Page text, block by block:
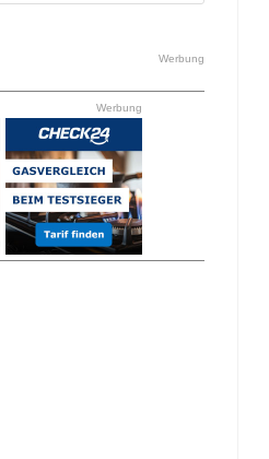
close
the
Werbung
Werbung